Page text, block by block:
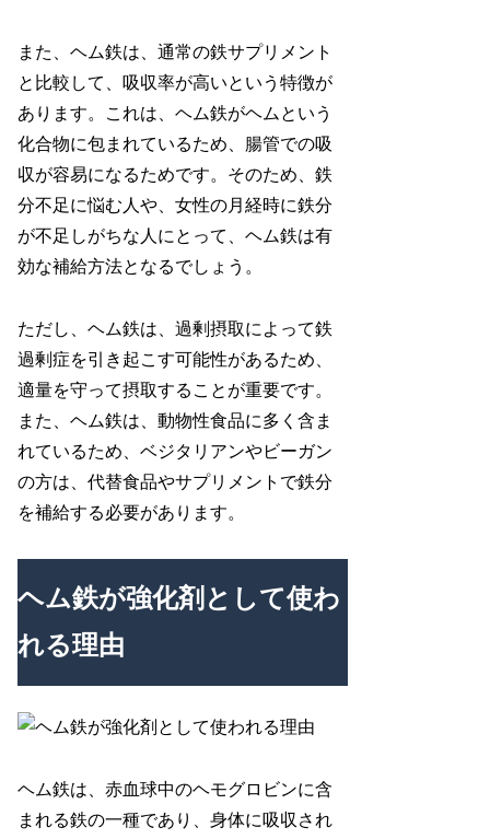
また、ヘム鉄は、通常の鉄サプリメント
と比較して、吸収率が高いという特徴が
あります。これは、ヘム鉄がヘムという
化合物に包まれているため、腸管での吸
収が容易になるためです。そのため、鉄
分不足に悩む人や、女性の月経時に鉄分
が不足しがちな人にとって、ヘム鉄は有
効な補給方法となるでしょう。
ただし、ヘム鉄は、過剰摂取によって鉄
過剰症を引き起こす可能性があるため、
適量を守って摂取することが重要です。
また、ヘム鉄は、動物性食品に多く含ま
れているため、ベジタリアンやビーガン
の方は、代替食品やサプリメントで鉄分
を補給する必要があります。
ヘム鉄が強化剤として使わ
れる理由
ヘム鉄は、赤血球中のヘモグロビンに含
まれる鉄の一種であり、身体に吸収され